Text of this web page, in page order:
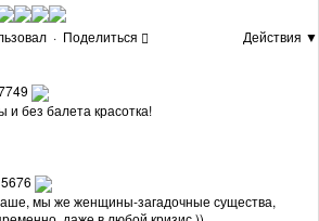
· Поделиться
Действия ▼
и без балета красотка!
5676
мы же женщины-загадочные существа,